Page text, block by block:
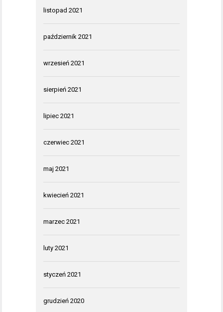
listopad 2021
październik 2021
wrzesień 2021
sierpień 2021
lipiec 2021
czerwiec 2021
maj 2021
kwiecień 2021
marzec 2021
luty 2021
styczeń 2021
grudzień 2020